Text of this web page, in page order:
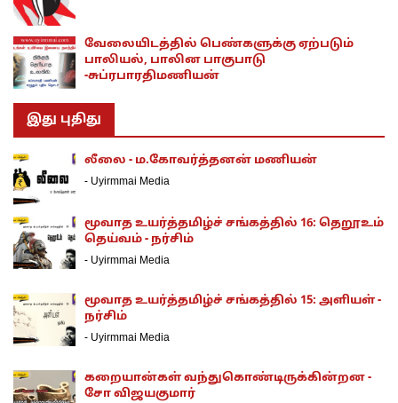
வேலையிடத்தில் பெண்களுக்கு ஏற்படும்
பாலியல், பாலின பாகுபாடு
-சுப்ரபாரதிமணியன்
இது புதிது
லீலை - ம.கோவர்த்தனன் மணியன்
- Uyirmmai Media
மூவாத உயர்த்தமிழ்ச் சங்கத்தில் 16: தெறூஉம்
தெய்வம் - நர்சிம்
- Uyirmmai Media
மூவாத உயர்த்தமிழ்ச் சங்கத்தில் 15: அளியள் -
நர்சிம்
- Uyirmmai Media
கறையான்கள் வந்துகொண்டிருக்கின்றன -
சோ விஜயகுமார்